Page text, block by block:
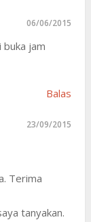
06/06/2015
jam
Balas
23/09/2015
Terima
tanyakan.